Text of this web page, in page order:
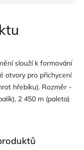
slouží k formování
otvory pro přichycení
hřebíku). Rozměr -
2 450 m (paleta)